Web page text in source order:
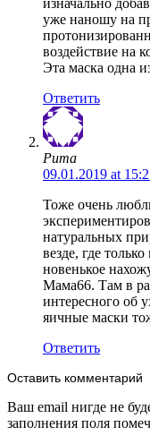
уже наношу на
воздействие на
Эта маска одна
Ответить
Рита
09.01.2019 at
Тоже очень
натуральных
везде, где
новенькое
Мама66. Там в
интересного об
яичные маски
Ответить
Оставить комментарий
Ваш email нигде не
заполнения поля